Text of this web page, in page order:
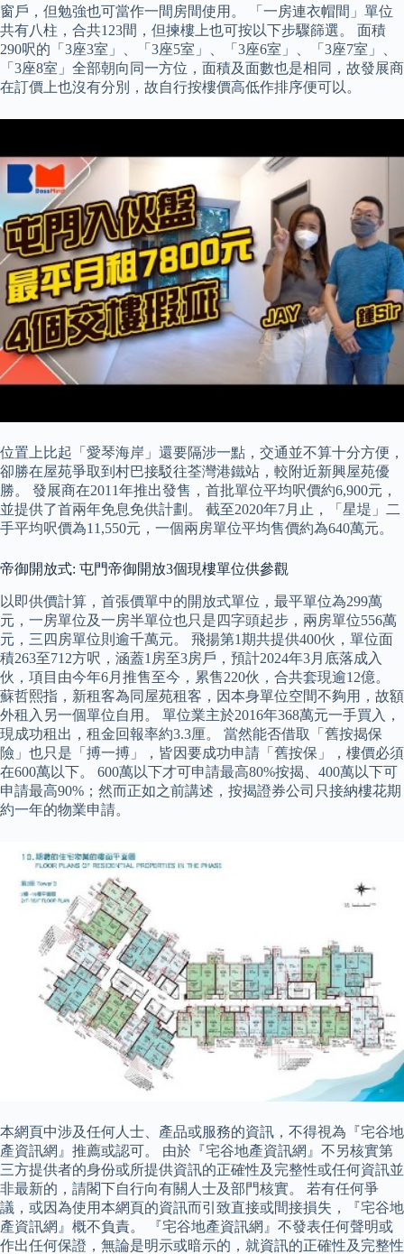
窗戶，但勉強也可當作一間房間使用。 「一房連衣帽間」單位
共有八柱，合共123間，但揀樓上也可按以下步驟篩選。 面積
290呎的「3座3室」、「3座5室」、「3座6室」、「3座7室」、
「3座8室」全部朝向同一方位，面積及面數也是相同，故發展商
在訂價上也沒有分別，故自行按樓價高低作排序便可以。
位置上比起「愛琴海岸」還要隔涉一點，交通並不算十分方便，
卻勝在屋苑爭取到村巴接駁往荃灣港鐵站，較附近新興屋苑優
勝。 發展商在2011年推出發售，首批單位平均呎價約6,900元，
並提供了首兩年免息免供計劃。 截至2020年7月止，「星堤」二
手平均呎價為11,550元，一個兩房單位平均售價約為640萬元。
帝御開放式: 屯門帝御開放3個現樓單位供參觀
以即供價計算，首張價單中的開放式單位，最平單位為299萬
元，一房單位及一房半單位也只是四字頭起步，兩房單位556萬
元，三四房單位則逾千萬元。 飛揚第1期共提供400伙，單位面
積263至712方呎，涵蓋1房至3房戶，預計2024年3月底落成入
伙，項目由今年6月推售至今，累售220伙，合共套現逾12億。
蘇哲熙指，新租客為同屋苑租客，因本身單位空間不夠用，故額
外租入另一個單位自用。 單位業主於2016年368萬元一手買入，
現成功租出，租金回報率約3.3厘。 當然能否借取「舊按揭保
險」也只是「搏一搏」，皆因要成功申請「舊按保」，樓價必須
在600萬以下。 600萬以下才可申請最高80%按揭、400萬以下可
申請最高90%；然而正如之前講述，按揭證券公司只接納樓花期
約一年的物業申請。
本網頁中涉及任何人士、產品或服務的資訊，不得視為『宅谷地
產資訊網』推薦或認可。 由於『宅谷地產資訊網』不另核實第
三方提供者的身份或所提供資訊的正確性及完整性或任何資訊並
非最新的，請閣下自行向有關人士及部門核實。 若有任何爭
議，或因為使用本網頁的資訊而引致直接或間接損失，『宅谷地
產資訊網』概不負責。 『宅谷地產資訊網』不發表任何聲明或
作出任何保證，無論是明示或暗示的，就資訊的正確性及完整性